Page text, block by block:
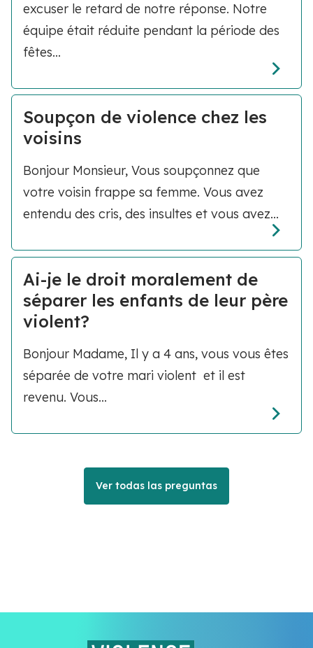
excuser le retard de notre réponse. Notre
équipe était réduite pendant la période des
fêtes...
Soupçon de violence chez les
voisins
Bonjour Monsieur, Vous soupçonnez que
votre voisin frappe sa femme. Vous avez
entendu des cris, des insultes et vous avez...
Ai-je le droit moralement de
séparer les enfants de leur père
violent?
Bonjour Madame, Il y a 4 ans, vous vous êtes
séparée de votre mari violent et il est
revenu. Vous...
Ver todas las preguntas